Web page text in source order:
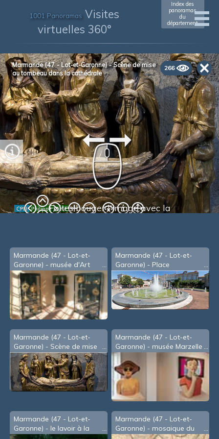
1001 Panoramas Visites
virtuelles 360°
Index des
panoramas
du
département
xxxxxxxxxxxx
266
Marmande (47 - Lot-et-Garonne) - Scène de mise
au tombeau dans la cathédrale
Faites bouger l'image avec la
Marmande (47 - Lot-et-
Garonne) - musée d'Art
Sacré
Marmande (47 - Lot-et-
Garonne) - Place
Clémenceau
Marmande (47 - Lot-et-
Garonne) - Scène de mise
au tombeau dans la
cathédrale
Marmande (47 - Lot-et-
Garonne) - musée Marzelle
- Christian Rampnoux -B-
(2021)
Marmande (47 - Lot-et-
Garonne) - le lavoir à la
Marmande (47 - Lot-et-
Garonne) - mosaique du